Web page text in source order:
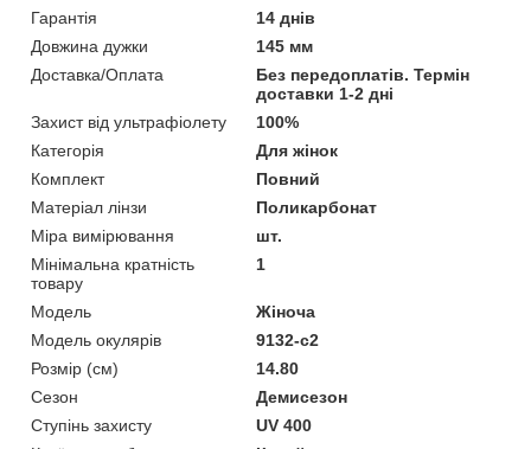
Гарантія
14 днів
Довжина дужки
145 мм
Доставка/Оплата
Без передоплатів. Термін
доставки 1-2 дні
Захист від ультрафіолету
100%
Категорія
Для жінок
Комплект
Повний
Матеріал лінзи
Поликарбонат
Міра вимірювання
шт.
Мінімальна кратність
товару
1
Мoдель
Жіноча
Модель окулярів
9132-с2
Розмір (см)
14.80
Сезон
Демисезон
Ступінь захисту
UV 400